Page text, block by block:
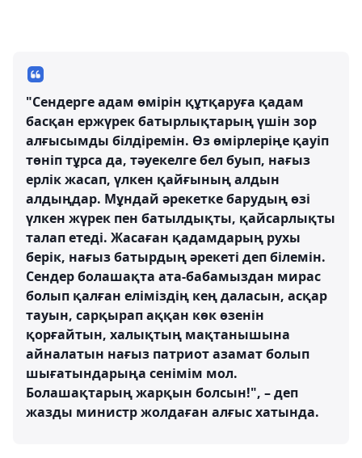
"Сендерге адам өмірін құтқаруға қадам
басқан ержүрек батырлықтарың үшін зор
алғысымды білдіремін. Өз өмірлеріңе қауіп
төніп тұрса да, тәуекелге бел буып, нағыз
ерлік жасап, үлкен қайғының алдын
алдыңдар. Мұндай әрекетке барудың өзі
үлкен жүрек пен батылдықты, қайсарлықты
талап етеді. Жасаған қадамдарың рухы
берік, нағыз батырдың әрекеті деп білемін.
Сендер болашақта ата-бабамыздан мирас
болып қалған еліміздің кең даласын, асқар
тауын, сарқырап аққан көк өзенін
қорғайтын, халықтың мақтанышына
айналатын нағыз патриот азамат болып
шығатындарыңа сенімім мол.
Болашақтарың жарқын болсын!", – деп
жазды министр жолдаған алғыс хатында.